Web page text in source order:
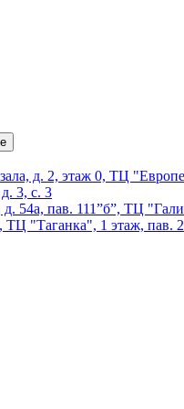
д. 2, этаж 0, ТЦ
3, с. 3
54а, пав. 111”б”, ТЦ
ТЦ "Таганка", 1 этаж, пав.